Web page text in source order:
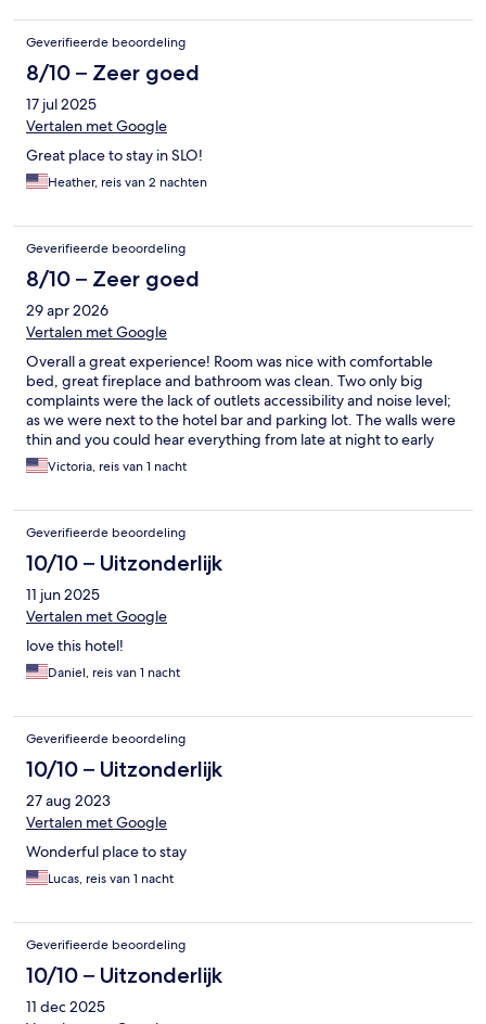
Geverifieerde beoordeling
8/10 – Zeer goed
17 jul 2025
Vertalen met Google
Great place to stay in SLO!
Heather, reis van 2 nachten
Geverifieerde beoordeling
8/10 – Zeer goed
29 apr 2026
Vertalen met Google
Overall a great experience! Room was nice with comfortable
bed, great fireplace and bathroom was clean. Two only big
complaints were the lack of outlets accessibility and noise level;
as we were next to the hotel bar and parking lot. The walls were
thin and you could hear everything from late at night to early
morning. Would recommend you stay here to enjoy the lounge
area on a sunny day! It is definitely a beautiful space and must
Victoria, reis van 1 nacht
Geverifieerde beoordeling
10/10 – Uitzonderlijk
11 jun 2025
Vertalen met Google
love this hotel!
Daniel, reis van 1 nacht
Geverifieerde beoordeling
10/10 – Uitzonderlijk
27 aug 2023
Vertalen met Google
Wonderful place to stay
Lucas, reis van 1 nacht
Geverifieerde beoordeling
10/10 – Uitzonderlijk
11 dec 2025